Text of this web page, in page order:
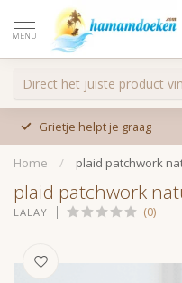
MENU
Grietje helpt je graag
Home / plaid patchwork
plaid patchwork
LALAY (0)